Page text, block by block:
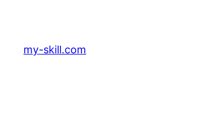
springen
my-skill.com